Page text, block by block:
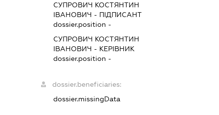
СУПРОВИЧ КОСТЯНТИН
ІВАНОВИЧ - ПІДПИСАНТ
dossier.position -
СУПРОВИЧ КОСТЯНТИН
ІВАНОВИЧ - КЕРІВНИК
dossier.position -
dossier.beneficiaries:
dossier.missingData